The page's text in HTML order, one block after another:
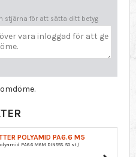
stjärna för att sätta ditt betyg
POLYAMID PA6.6 M5
PA6.6 M6M DIN555. 50 st /